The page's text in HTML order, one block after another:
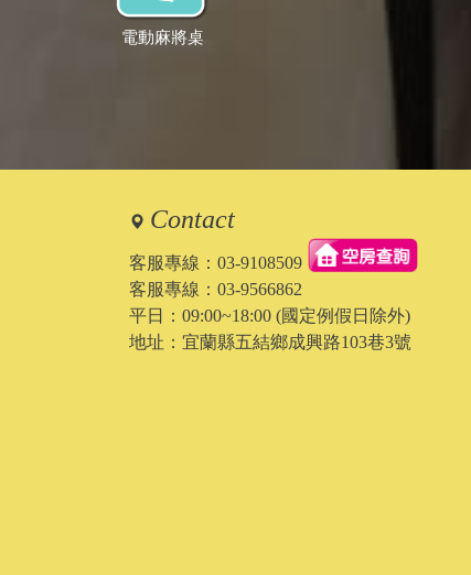
電動麻將桌
Contact
客服專線： 03-9108509
客服專線： 03-9566862
平日：09:00~18:00 (國定例假日除外)
地址：宜蘭縣五結鄉成興路103巷3號